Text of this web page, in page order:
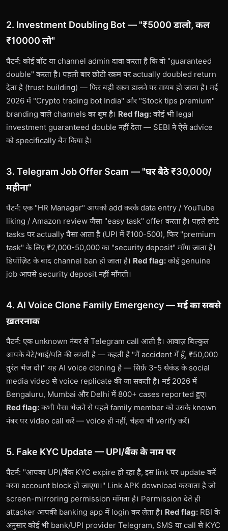
2. Investment Doubling Bot — "₹5000 डालो, कल
₹10000 लो"
पैटर्न: कोई बॉट या channel admin दावा करता है कि वो "guaranteed
double" करता है। पहली बार छोटी रक़म पर actually doubled return
देता है (trust building) — फिर बड़ी रक़म डालने पर ग़ायब हो जाता है। मई
2026 में "Crypto trading bot India" और "Stock tips premium"
branding वाले channels का बूम है। Red flag: कोई भी legal
investment guaranteed double नहीं देता — SEBI ने ऐसे advice
को specifically बैन किया है।
3. Telegram Job Offer Scam — "घर बैठे ₹30,000/
महीना"
पैटर्न: एक "HR Manager" आपको add करके data entry / YouTube
liking / Amazon review जैसा "easy task" offer करता है। पहले छोटे
tasks पर actually पैसा आता है (UPI में ₹100-500), फिर "premium
task" के लिए ₹2,000-50,000 का "security deposit" माँगा जाता है।
डिपॉज़िट के बाद channel ban हो जाता है। Red flag: कोई genuine
job आपसे security deposit नहीं माँगती।
4. AI Voice Clone Family Emergency — मई का सबसे
ख़तरनाक
पैटर्न: एक unknown नंबर से Telegram call आती है। आवाज़ बिल्कुल
आपके बेटे/भाई/पति की लगती है — कहती है "मैं accident में हूँ, ₹50,000
तुरंत भेज दो।" यह AI voice cloning है — सिर्फ़ 3-5 सेकंड के social
media video से voice replicate की जा सकती है। मई 2026 में
Bengaluru, Mumbai और Delhi में 800+ cases reported हुए।
Red flag: कभी पैसा भेजने से पहले family member को उसके known
नंबर पर video call करें — voice ही नहीं, चेहरा भी verify करें।
5. Fake KYC Update — UPI/बैंक के नाम पर
पैटर्न: "आपका UPI/बैंक KYC expire हो रहा है, इस link पर update करें
वरना account block हो जाएगा।" Link APK download करवाता है जो
screen-mirroring permission माँगता है। Permission देते ही
attacker आपकी banking app में login कर लेता है। Red flag: RBI के
अनुसार कोई भी bank/UPI provider Telegram, SMS या call से KYC